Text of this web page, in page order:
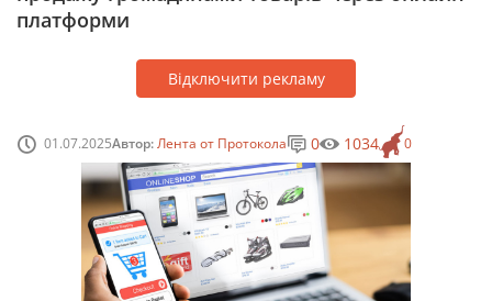
платформи
Відключити рекламу
01.07.2025Автор:Лента от Протокола 0
0 1034